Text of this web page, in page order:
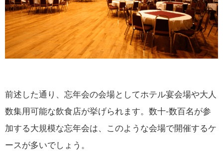
前述した通り、忘年会の会場としてホテル宴会場や大人
数集用可能な飲食店が挙げられます。数十-数百名が参
加する大規模な忘年会は、このような会場で開催するケ
ースが多いでしょう。